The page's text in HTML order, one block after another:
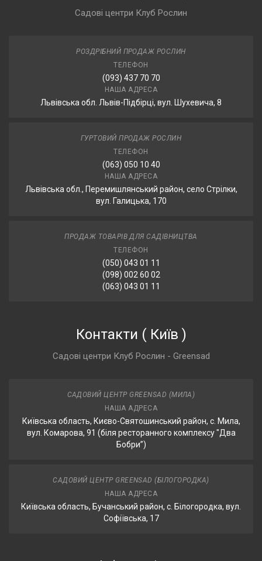
Садові центри Клуб Рослин
РОЗДРІБНИЙ ПРОДАЖ РОСЛИН
ТЕЛЕФОН
(093) 437 70 70
НАША АДРЕСА
Львівська обл. Львів-Підбірці, вул. Шухевича, 8
ГУРТОВИЙ ПРОДАЖ РОСЛИН
ТЕЛЕФОН
(063) 050 10 40
НАША АДРЕСА
Львівська обл., Перемишлянський район, село Стрілки,
вул. Галицька, 170
ПРОДАЖ ТОВАРІВ ДЛЯ САДІВНИЦТВА
ТЕЛЕФОН
(050) 043 01 11
(098) 002 60 02
(063) 043 01 11
Контакти ( Київ )
Садові центри Клуб Рослин - Greensad
САДОВИЙ ЦЕНТР GREENSAD (МИЛА)
НАША АДРЕСА
Київська область, Києво-Святошинський район, с. Мила,
вул. Комарова, 91 (біля ресторанного комплексу "Два
Бобри”)
САДОВИЙ ЦЕНТР GREENSAD (БІЛОГОРОДКА)
НАША АДРЕСА
Київська область, Бучанський район, с. Білогородка, вул.
Софіївська, 17